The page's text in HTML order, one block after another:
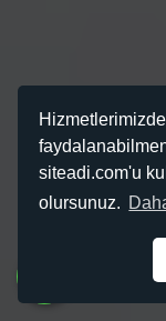
siteadi.com'u
olursunuz.